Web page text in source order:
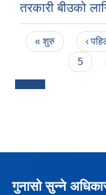
तरकारी बीउको
Pages
« शुरु ‹
5
गुनासो सुन्ने